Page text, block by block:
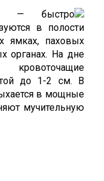
— быстро
в полости
ямках, паховых
органах. На дне
до 1-2 см. В
в мощные
мучительную